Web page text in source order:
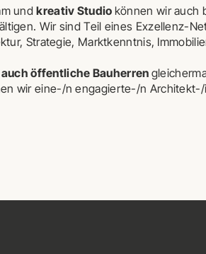
undkreativ Studio können wir auch
Wir sind Teil eines Exzellenz-
Strategie, Marktkenntnis,
öffentliche Bauherren
wir eine-/n engagierte-/n